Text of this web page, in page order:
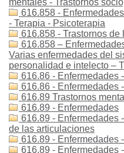
mentales - Trastornos
616.858 -
- Terapia - Psicoterapia
616.858 - Trastornos
616.858 –
Varias enfermedades del
personalidad e intelecto –
616.86 - Enfermedades
616.86 - Enfermedades
616.89 Trastornos
616.89 - Enfermedades
616.89 - Enfermedades
de las articulaciones
616.89 - Enfermedades
616.89 - Enfermedades